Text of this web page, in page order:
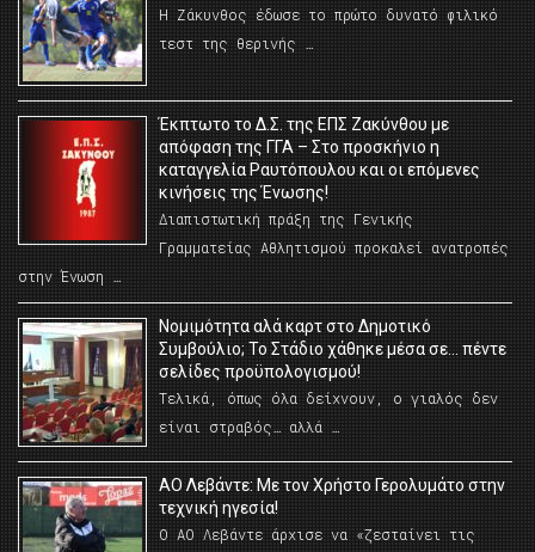
Η Ζάκυνθος έδωσε το πρώτο δυνατό φιλικό
τεστ της θερινής …
Έκπτωτο το Δ.Σ. της ΕΠΣ Ζακύνθου με
απόφαση της ΓΓΑ – Στο προσκήνιο η
καταγγελία Ραυτόπουλου και οι επόμενες
κινήσεις της Ένωσης!
Διαπιστωτική πράξη της Γενικής
Γραμματείας Αθλητισμού προκαλεί ανατροπές
στην Ένωση …
Νομιμότητα αλά καρτ στο Δημοτικό
Συμβούλιο; Το Στάδιο χάθηκε μέσα σε… πέντε
σελίδες προϋπολογισμού!
Τελικά, όπως όλα δείχνουν, ο γιαλός δεν
είναι στραβός… αλλά …
ΑΟ Λεβάντε: Με τον Χρήστο Γερολυμάτο στην
τεχνική ηγεσία!
Ο ΑΟ Λεβάντε άρχισε να «ζεσταίνει τις